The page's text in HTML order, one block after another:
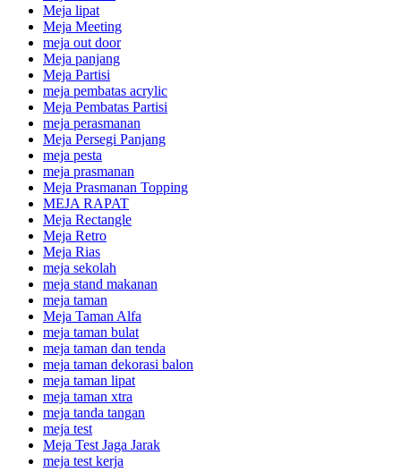
Meja lipat
Meja Meeting
meja out door
Meja panjang
Meja Partisi
meja pembatas acrylic
Meja Pembatas Partisi
meja perasmanan
Meja Persegi Panjang
meja pesta
meja prasmanan
Meja Prasmanan Topping
MEJA RAPAT
Meja Rectangle
Meja Retro
Meja Rias
meja sekolah
meja stand makanan
meja taman
Meja Taman Alfa
meja taman bulat
meja taman dan tenda
meja taman dekorasi balon
meja taman lipat
meja taman xtra
meja tanda tangan
meja test
Meja Test Jaga Jarak
meja test kerja